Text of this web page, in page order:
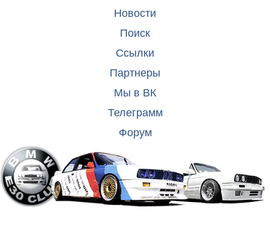
Новости
Поиск
Ссылки
Партнеры
Мы в ВК
Телеграмм
Форум